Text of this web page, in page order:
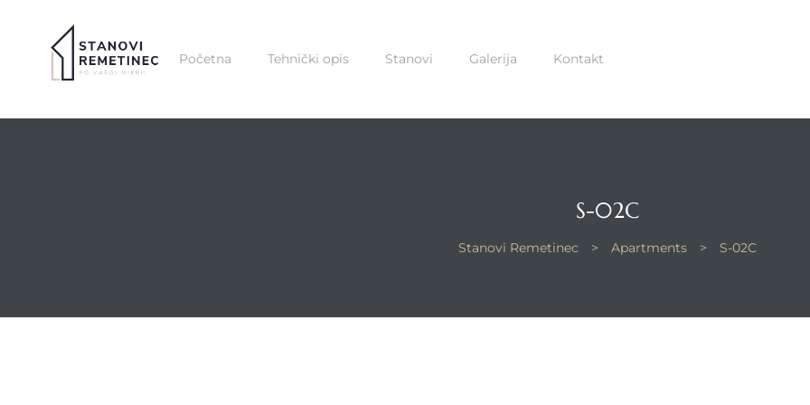
Početna Tehnički opis Stanovi Galerija Kontakt
S-02C
Stanovi Remetinec > Apartments > S-02C